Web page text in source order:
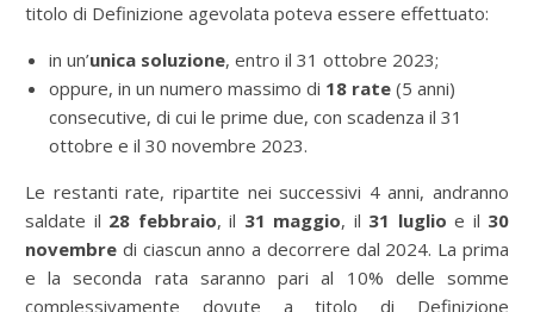
titolo di Definizione agevolata poteva essere effettuato:
in un’unica soluzione, entro il 31 ottobre 2023;
oppure, in un numero massimo di 18 rate (5 anni)
consecutive, di cui le prime due, con scadenza il 31
ottobre e il 30 novembre 2023.
Le restanti rate, ripartite nei successivi 4 anni, andranno
saldate il 28 febbraio, il 31 maggio, il 31 luglio e il 30
novembre di ciascun anno a decorrere dal 2024. La prima
e la seconda rata saranno pari al 10% delle somme
complessivamente dovute a titolo di Definizione